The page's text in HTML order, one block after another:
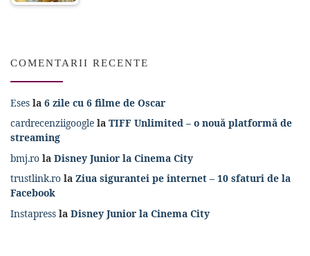
COMENTARII RECENTE
Eses la 6 zile cu 6 filme de Oscar
cardrecenziigoogle la TIFF Unlimited – o nouă platformă de
streaming
bmj.ro la Disney Junior la Cinema City
trustlink.ro la Ziua sigurantei pe internet – 10 sfaturi de la
Facebook
Instapress la Disney Junior la Cinema City